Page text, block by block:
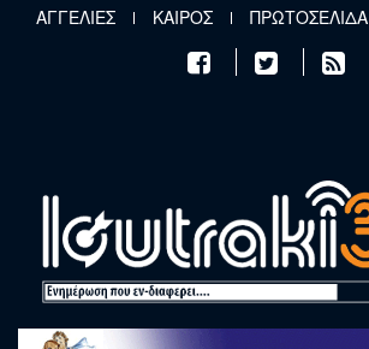
Παράκαμψη προς το κυρίως περιεχόμενο
ΑΓΓΕΛΙΕΣ ΚΑΙΡΟΣ ΠΡΩΤΟΣΕΛΙΔΑ